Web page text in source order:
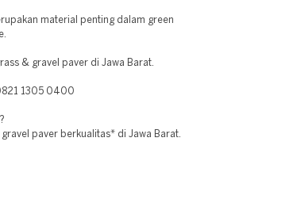
material penting dalam green
& gravel paver di Jawa Barat.
1305 0400
paver berkualitas* di Jawa Barat.